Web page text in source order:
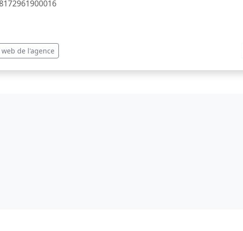
web de l'agence